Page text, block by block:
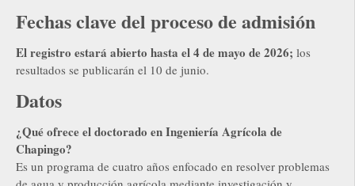
Fechas clave del proceso de admisión
El registro estará abierto hasta el 4 de mayo de 2026; los
resultados se publicarán el 10 de junio.
Datos
¿Qué ofrece el doctorado en Ingeniería Agrícola de
Chapingo?
Es un programa de cuatro años enfocado en resolver problemas